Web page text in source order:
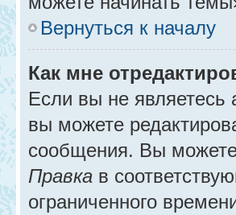
Вернуться к началу
Как мне
Если вы не
вы можете
сообщения. Вы
Правка в
ограниченного